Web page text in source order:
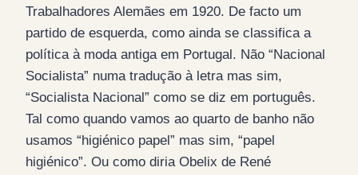
Trabalhadores Alemães em 1920. De facto um
partido de esquerda, como ainda se classifica a
política à moda antiga em Portugal. Não “Nacional
Socialista” numa tradução à letra mas sim,
“Socialista Nacional” como se diz em português.
Tal como quando vamos ao quarto de banho não
usamos “higiénico papel” mas sim, “papel
higiénico”. Ou como diria Obelix de René